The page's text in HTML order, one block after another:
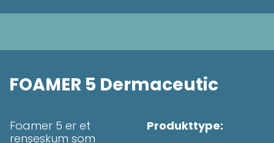
FOAMER 5 Dermaceutic
Foamer 5 er et
renseskum som
Produkttype: